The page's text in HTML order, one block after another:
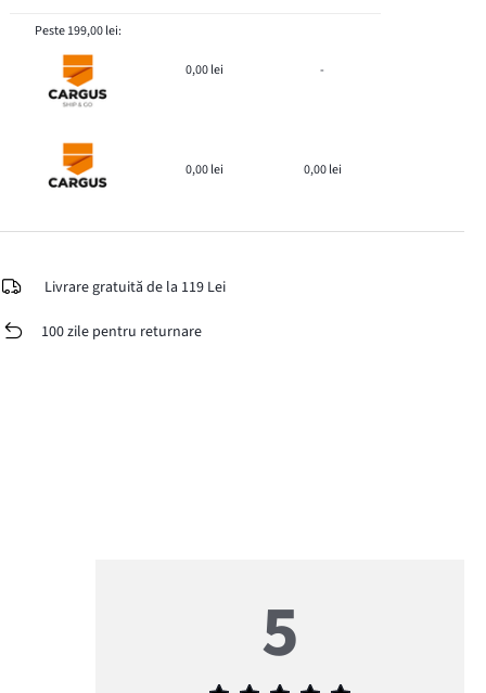
Peste 199,00 lei:
0,00 lei -
0,00 lei 0,00 lei
Livrare gratuită de la 119 Lei
100 zile pentru returnare
5